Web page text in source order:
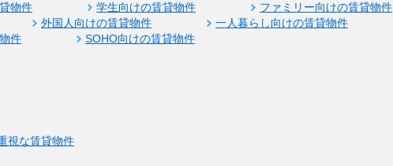
物件
学生向けの賃貸物件 ファミリー向けの賃貸物件
外国人向けの賃貸物件
一人暮らし向けの賃貸物件
件
SOHO向けの賃貸物件
視な賃貸物件